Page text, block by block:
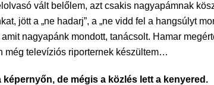
vált belőlem, azt csakis nagyapámnak
jött a „ne hadarj”, a „ne vidd fel a hangsúlyt
nagyapánk mondott, tanácsolt. Hamar
még televíziós riporternek készültem…
képernyőn, de mégis a közlés lett a kenyered.